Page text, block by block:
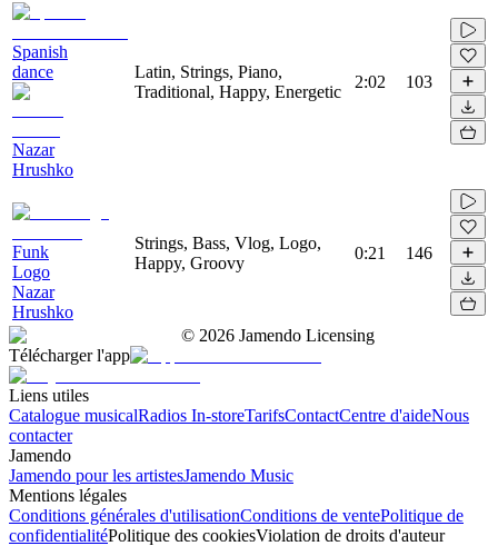
Spanish
dance
Nazar
Hrushko
Latin, Strings, Piano,
Traditional, Happy, Energetic
2:02 103
Funk
Logo
Nazar
Hrushko
Strings, Bass, Vlog, Logo,
Happy, Groovy
0:21 146
© 2026 Jamendo Licensing
Télécharger l'app
Liens utiles
Catalogue musicalRadios In-storeTarifsContactCentre d'aideNous
contacter
Jamendo
Jamendo pour les artistesJamendo Music
Mentions légales
Conditions générales d'utilisationConditions de ventePolitique de
confidentialitéPolitique des cookiesViolation de droits d'auteur